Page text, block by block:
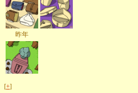
昨年
[+]